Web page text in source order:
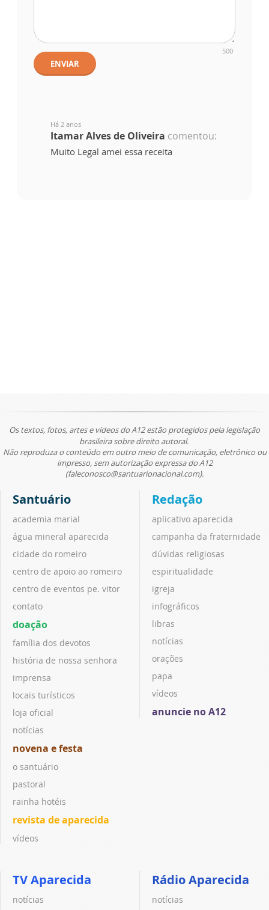
500
ENVIAR
Há 2 anos
Itamar Alves de Oliveira comentou:
Muito Legal amei essa receita
Os textos, fotos, artes e vídeos do A12 estão protegidos pela legislação
brasileira sobre direito autoral.
Não reproduza o conteúdo em outro meio de comunicação, eletrônico ou
impresso, sem autorização expressa do A12
(faleconosco@santuarionacional.com).
Santuário
academia marial
água mineral aparecida
cidade do romeiro
centro de apoio ao romeiro
centro de eventos pe. vitor
contato
doação
família dos devotos
história de nossa senhora
imprensa
locais turísticos
loja oficial
notícias
novena e festa
o santuário
pastoral
rainha hotéis
revista de aparecida
vídeos
Redação
aplicativo aparecida
campanha da fraternidade
dúvidas religiosas
espiritualidade
igreja
infográficos
libras
notícias
orações
papa
vídeos
anuncie no A12
TV Aparecida
notícias
Rádio Aparecida
notícias